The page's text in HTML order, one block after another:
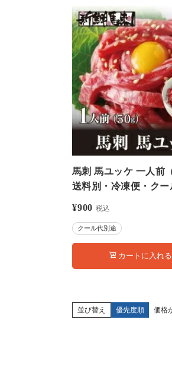
馬刺 馬ユッケ 一人前（
送料別・冷凍便・クー
【0308301】
¥900 税込
クール代別途
カートに入れる
並び替え 優先度順 価格